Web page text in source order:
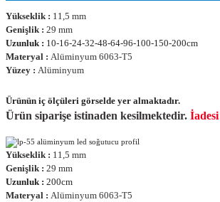
Yükseklik : 11,5 mm
Genişlik : 29 mm
Uzunluk : 10-16-24-32-48-64-96-100-150-200cm
Materyal : Alüminyum 6063-T5
Yüzey : Alüminyum
Ürünün iç ölçüleri görselde yer almaktadır.
Ürün siparişe istinaden kesilmektedir. İadesi
Yükseklik : 11,5 mm
Genişlik : 29 mm
Uzunluk : 200cm
Materyal : Alüminyum 6063-T5